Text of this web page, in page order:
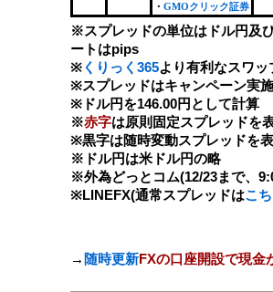
・ GMOクリック証券
※スプレッドの単位はドル円及
ートはpips
※ くりっく365より有利なスワ
※スプレッドはキャンペーン実
※ドル円を146.00円として計算
※赤字は原則固定スプレッドを
※黒字は随時変動スプレッドを
※ドル円は米ドル円の略
※外為どっとコム(12/23まで、
※LINEFX(通常スプレッドはこ
→ 随時更新FXの口座開設で現金